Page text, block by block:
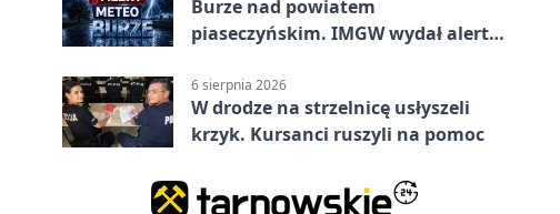
Burze nad powiatem
piaseczyńskim. IMGW wydał alert
6 sierpnia 2026
W drodze na strzelnicę usłyszeli
krzyk. Kursanci ruszyli na pomoc